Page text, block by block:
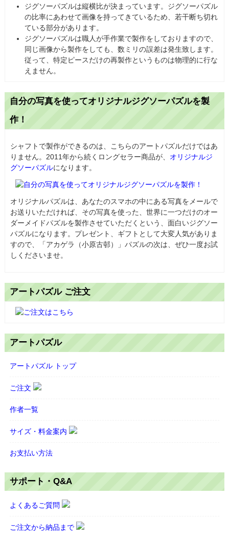
ジグソーパズルは縦横比が決まっています。ジグソーパズル
の比率にあわせて画像を持ってきているため、若干断ち切れ
ている部分があります。
ジグソーパズルは職人が手作業で製作をしておりますので、
同じ画像から製作をしても、数ミリの誤差は発生致します。
従って、特定ピースだけの再製作というものは物理的に行な
えません。
自分の写真を使ってオリジナルジグソーパズルを製
作！
シャフトで製作ができるのは、こちらのアートパズルだけではあ
りません。2011年から続くロングセラー商品が、 オリジナルジ
グソーパズルになります。
オリジナルパズルは、あなたのスマホの中にある写真をメールで
お送りいただければ、その写真を使った、世界に一つだけのオー
ダーメイドパズルを製作させていただくという、面白いジグソー
パズルになります。プレゼント、ギフトとして大変人気がありま
すので、「アカゲラ（小原古邨）」パズルの次は、ぜひ一度お試
しくださいませ。
アートパズル ご注文
アートパズル
アートパズル トップ
ご注文
作者一覧
サイズ・料金案内
お支払い方法
サポート・Q&A
よくあるご質問
ご注文から納品まで